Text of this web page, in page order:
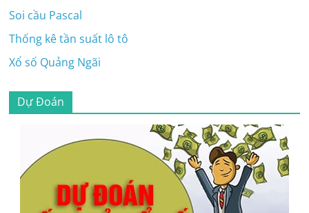
Soi cầu Pascal
Thống kê tần suất lô tô
Xổ số Quảng Ngãi
Dự Đoán